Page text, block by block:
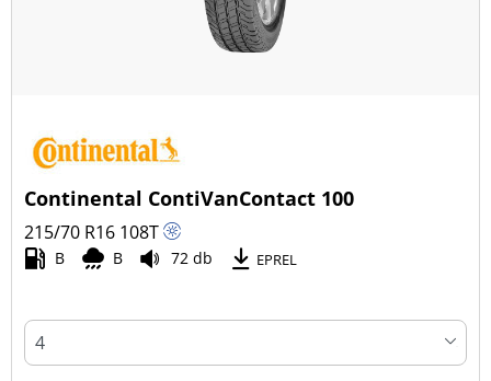
Continental ContiVanContact 100
215/70 R16 108T
B B 72 db EPREL